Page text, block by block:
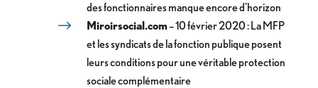
des fonctionnaires manque encore d’horizon
Miroirsocial.com– 10 février 2020 : La MFP
et les syndicats de la fonction publique posent
leurs conditions pour une véritable protection
sociale complémentaire